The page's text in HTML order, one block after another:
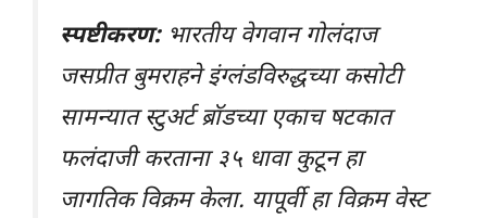
स्पष्टीकरण:भारतीय वेगवान गोलंदाज
जसप्रीत बुमराहने इंग्लंडविरुद्धच्या कसोटी
सामन्यात स्टुअर्ट ब्रॉडच्या एकाच षटकात
फलंदाजी करताना ३५ धावा कुटून हा
जागतिक विक्रम केला. यापूर्वी हा विक्रम वेस्ट